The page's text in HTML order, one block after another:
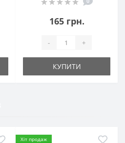
165 грн.
- +
КУПИТИ
Хіт продаж